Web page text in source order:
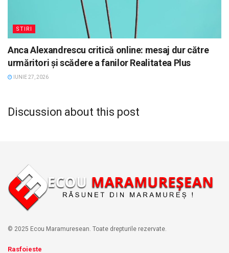
STIRI
Anca Alexandrescu critică online: mesaj dur către
urmăritori și scădere a fanilor Realitatea Plus
IUNIE 27, 2026
Discussion about this post
© 2025 Ecou Maramuresean. Toate drepturile rezervate.
Rasfoieste